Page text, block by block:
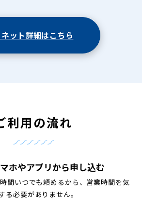
ネット詳細はこちら
利用の流れ
ホやアプリから申し込む
間いつでも頼めるから、営業時間を気
る必要がありません。